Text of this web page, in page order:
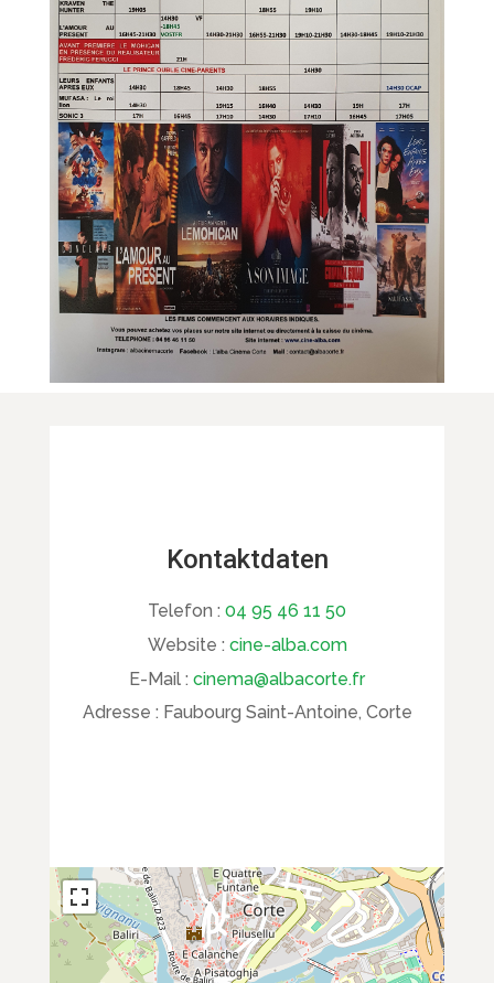
Kontaktdaten
Telefon : 04 95 46 11 50
Website : cine-alba.com
E-Mail : cinema@albacorte.fr
Adresse : Faubourg Saint-Antoine, Corte